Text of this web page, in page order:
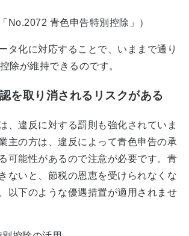
No.2072 青色申告特別控除」）
タ化に対応することで、いままで通り
除が維持できるのです。
を取り消されるリスクがある
、違反に対する罰則も強化されていま
主の方は、違反によって青色申告の承
可能性があるので注意が必要です。青
ないと、節税の恩恵を受けられなくな
以下のような優遇措置が適用されませ